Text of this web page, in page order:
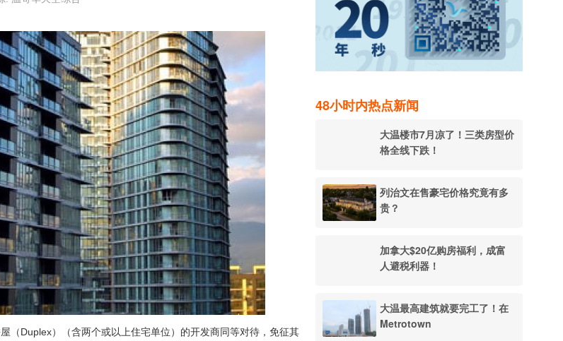
（Duplex）（含两个或以上住宅单位）的开发商同等对待，免征其
48小时内热点新闻
大温楼市7月凉了！三类房型价
格全线下跌！
列治文在售豪宅价格究竟有多
贵？
加拿大$20亿购房福利，成富
人避税利器！
大温最高建筑就要完工了！在
Metrotown